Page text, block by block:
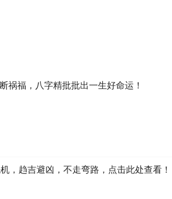
祸福，八字精批批出一生好命运！
，趋吉避凶，不走弯路，点击此处查看！